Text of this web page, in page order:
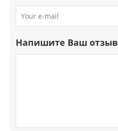
Напишите Ваш отзыв